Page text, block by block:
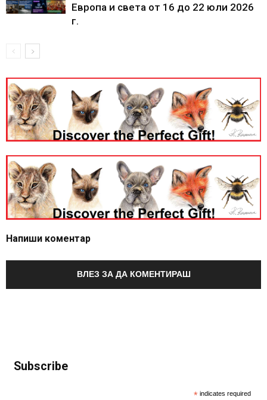
Европа и света от 16 до 22 юли 2026
г.
Напиши коментар
ВЛЕЗ ЗА ДА КОМЕНТИРАШ
Subscribe
* indicates required